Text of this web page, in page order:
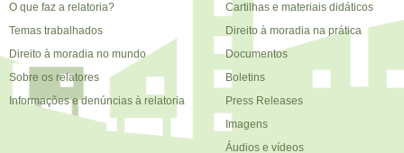
O que faz a relatoria?
Temas trabalhados
Direito à moradia no mundo
Sobre os relatores
Informações e denúncias à relatoria
Cartilhas e materiais didáticos
Direito à moradia na prática
Documentos
Boletins
Press Releases
Imagens
Áudios e vídeos